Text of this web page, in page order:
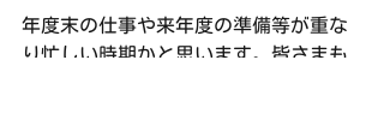
年度末の仕事や来年度の準備等が重な
り忙しい時期かと思います。皆さまも